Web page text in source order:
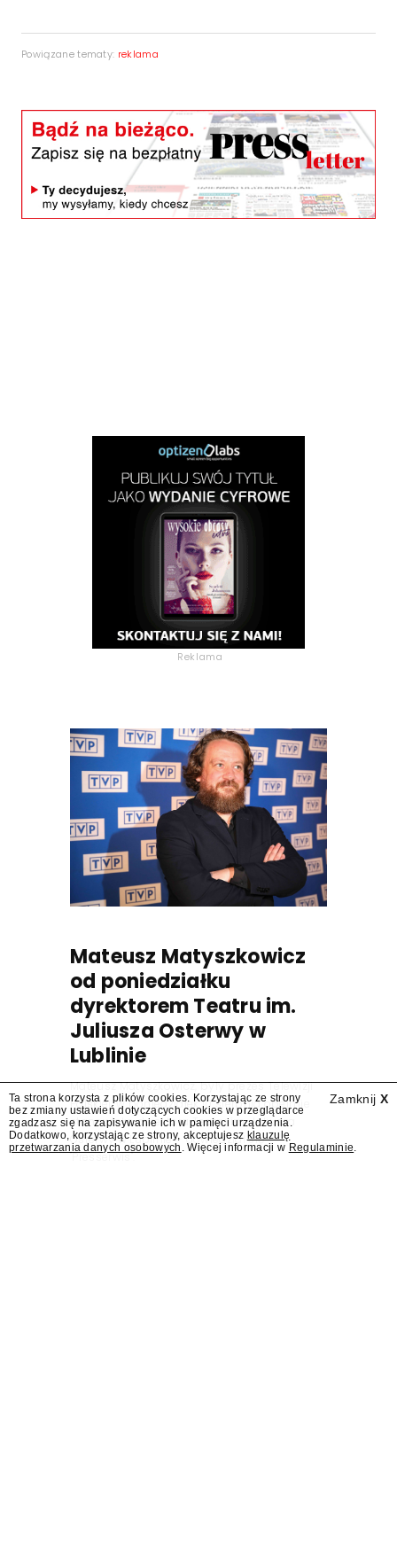
Powiązane tematy: reklama
Reklama
Mateusz Matyszkowicz
od poniedziałku
dyrektorem Teatru im.
Juliusza Osterwy w
Lublinie
Mateusz Matyszkowicz, były prezes Telewizji
Polskiej, w poniedziałek 10 sierpnia obejmie
stanowisko dyrektora Teatru im. Juliusza
Osterwy w Lublinie – dowiedział się
"Presserwis".
Zamknij X
Ta strona korzysta z plików cookies. Korzystając ze strony
bez zmiany ustawień dotyczących cookies w przeglądarce
zgadzasz się na zapisywanie ich w pamięci urządzenia.
Dodatkowo, korzystając ze strony, akceptujesz klauzulę
przetwarzania danych osobowych . Więcej informacji w Regulaminie.